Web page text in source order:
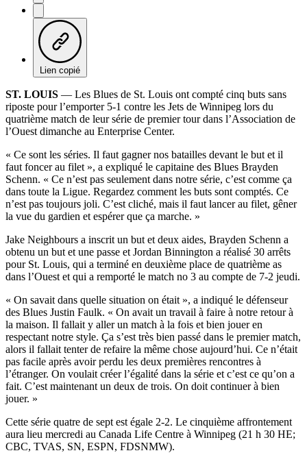
Lien copié
ST. LOUIS — Les Blues de St. Louis ont compté cinq buts sans
riposte pour l’emporter 5-1 contre les Jets de Winnipeg lors du
quatrième match de leur série de premier tour dans l’Association de
l’Ouest dimanche au Enterprise Center.
« Ce sont les séries. Il faut gagner nos batailles devant le but et il
faut foncer au filet », a expliqué le capitaine des Blues Brayden
Schenn. « Ce n’est pas seulement dans notre série, c’est comme ça
dans toute la Ligue. Regardez comment les buts sont comptés. Ce
n’est pas toujours joli. C’est cliché, mais il faut lancer au filet, gêner
la vue du gardien et espérer que ça marche. »
Jake Neighbours a inscrit un but et deux aides, Brayden Schenn a
obtenu un but et une passe et Jordan Binnington a réalisé 30 arrêts
pour St. Louis, qui a terminé en deuxième place de quatrième as
dans l’Ouest et qui a remporté le match no 3 au compte de 7-2 jeudi.
« On savait dans quelle situation on était », a indiqué le défenseur
des Blues Justin Faulk. « On avait un travail à faire à notre retour à
la maison. Il fallait y aller un match à la fois et bien jouer en
respectant notre style. Ça s’est très bien passé dans le premier match,
alors il fallait tenter de refaire la même chose aujourd’hui. Ce n’était
pas facile après avoir perdu les deux premières rencontres à
l’étranger. On voulait créer l’égalité dans la série et c’est ce qu’on a
fait. C’est maintenant un deux de trois. On doit continuer à bien
jouer. »
Cette série quatre de sept est égale 2-2. Le cinquième affrontement
aura lieu mercredi au Canada Life Centre à Winnipeg (21 h 30 HE;
CBC, TVAS, SN, ESPN, FDSNMW).